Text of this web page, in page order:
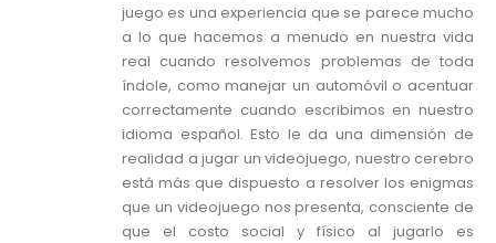
juego es una experiencia que se parece mucho
a lo que hacemos a menudo en nuestra vida
real cuando resolvemos problemas de toda
índole, como manejar un automóvil o acentuar
correctamente cuando escribimos en nuestro
idioma español. Esto le da una dimensión de
realidad a jugar un videojuego, nuestro cerebro
está más que dispuesto a resolver los enigmas
que un videojuego nos presenta, consciente de
que el costo social y físico al jugarlo es